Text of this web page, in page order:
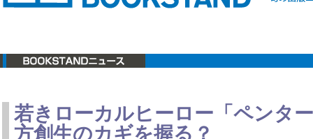
若きローカルヒーロー「ペンタ
方創生のカギを握る？